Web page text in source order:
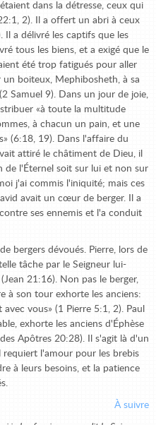
dans la détresse, ceux qui
2). Il a offert un abri à ceux
a délivré les captifs que les
tous les biens, et a exigé que le
été trop fatigués pour aller
boiteux, Mephibosheth, à sa
Samuel 9). Dans un jour de joie,
«à toute la multitude
à chacun un pain, et une
(6:18, 19). Dans l'affaire du
attiré le châtiment de Dieu, il
de l'Éternel soit sur lui et non sur
j'ai commis l'iniquité; mais ces
avait un cœur de berger. Il a
ses ennemis et l'a conduit
bergers dévoués. Pierre, lors de
tâche par le Seigneur lui-
21:16). Non pas le berger,
à son tour exhorte les anciens:
vous» (1 Pierre 5:1, 2). Paul
exhorte les anciens d'Éphèse
Apôtres 20:28). Il s'agit là d'un
requiert l'amour pour les brebis
à leurs besoins, et la patience
À suivre